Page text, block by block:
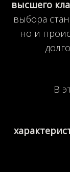
высшего
выбора
но и
В